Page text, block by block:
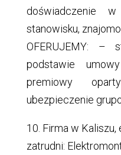
doświadczenie
stanowisku,
OFERUJEMY: –
podstawie
premiowy
ubezpieczenie
10. Firma w Kaliszu,
zatrudni: